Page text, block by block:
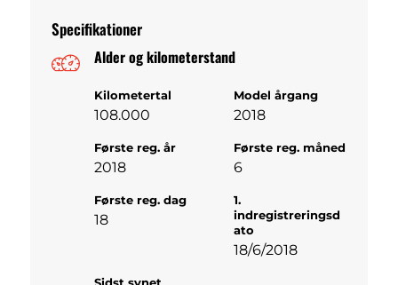
Specifikationer
Alder og kilometerstand
Kilometertal
108.000
Model årgang
2018
Første reg. år
2018
Første reg. måned
6
Første reg. dag
18
1.
indregistreringsd
ato
18/6/2018